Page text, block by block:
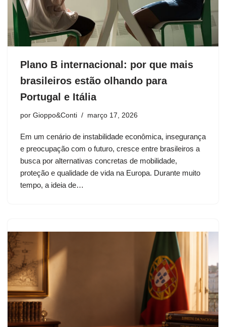
Plano B internacional: por que mais
brasileiros estão olhando para
Portugal e Itália
por Gioppo&Conti março 17, 2026
Em um cenário de instabilidade econômica, insegurança
e preocupação com o futuro, cresce entre brasileiros a
busca por alternativas concretas de mobilidade,
proteção e qualidade de vida na Europa. Durante muito
tempo, a ideia de…